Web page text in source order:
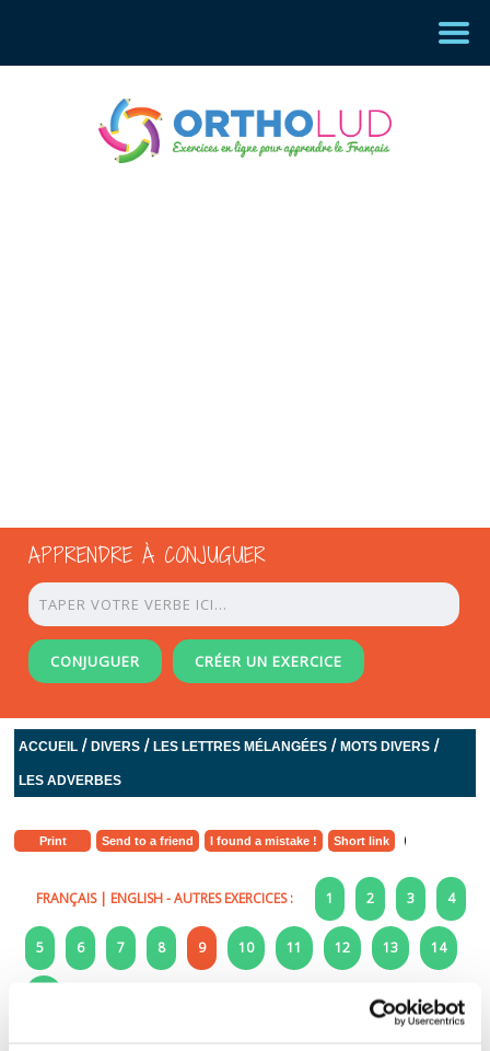
APPRENDRE À CONJUGUER
CONJUGUER CRÉER UN EXERCICE
ACCUEIL /DIVERS /LES LETTRES MÉLANGÉES /MOTS DIVERS /
LES ADVERBES
Print Send to a friend I found a mistake ! Short link
FRANÇAIS| ENGLISH- AUTRES EXERCICES : 1 2 3 4
5 6 7 8 9 10 11 12 13 14